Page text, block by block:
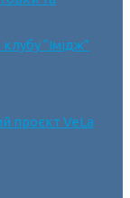
“Імідж”
проєкт VeLa